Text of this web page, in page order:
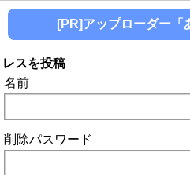
[PR]アップローダー「
レスを投稿
名前
削除パスワード